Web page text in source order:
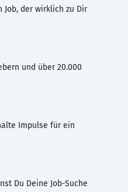
Job, der wirklich zu Dir
und über 20.000
Impulse für ein
Du Deine Job-Suche